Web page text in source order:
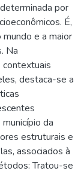
por
É,
e a maior
Na
contextuais
destaca-se a
da
estruturais e
associados à
Tratou-se